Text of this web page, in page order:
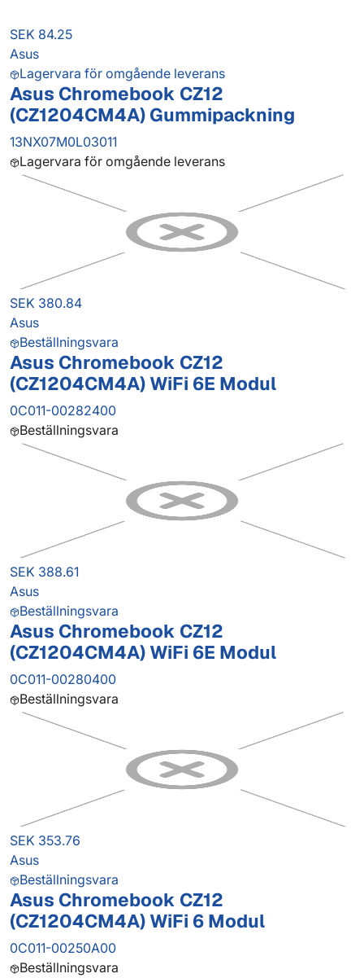
SEK 84.25
Asus
Lagervara för omgående leverans
Asus Chromebook CZ12
(CZ1204CM4A) Gummipackning
13NX07M0L03011
Lagervara för omgående leverans
SEK 380.84
Asus
Beställningsvara
Asus Chromebook CZ12
(CZ1204CM4A) WiFi 6E Modul
0C011-00282400
Beställningsvara
SEK 388.61
Asus
Beställningsvara
Asus Chromebook CZ12
(CZ1204CM4A) WiFi 6E Modul
0C011-00280400
Beställningsvara
SEK 353.76
Asus
Beställningsvara
Asus Chromebook CZ12
(CZ1204CM4A) WiFi 6 Modul
0C011-00250A00
Beställningsvara